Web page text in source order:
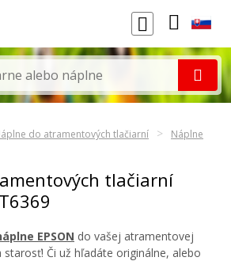
do atramentových tlačiarní
Náplne
tlačiarní
EPSON do vašej atramentovej
Či už hľadáte originálne, alebo